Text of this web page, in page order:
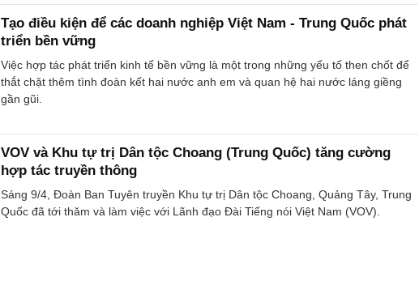
Tạo điều kiện để các doanh nghiệp Việt Nam - Trung Quốc phát
triển bền vững
Việc hợp tác phát triển kinh tế bền vững là một trong những yếu tố then chốt để
thắt chặt thêm tình đoàn kết hai nước anh em và quan hệ hai nước láng giềng
gần gũi.
VOV và Khu tự trị Dân tộc Choang (Trung Quốc) tăng cường
hợp tác truyền thông
Sáng 9/4, Đoàn Ban Tuyên truyền Khu tự trị Dân tộc Choang, Quảng Tây, Trung
Quốc đã tới thăm và làm việc với Lãnh đạo Đài Tiếng nói Việt Nam (VOV).